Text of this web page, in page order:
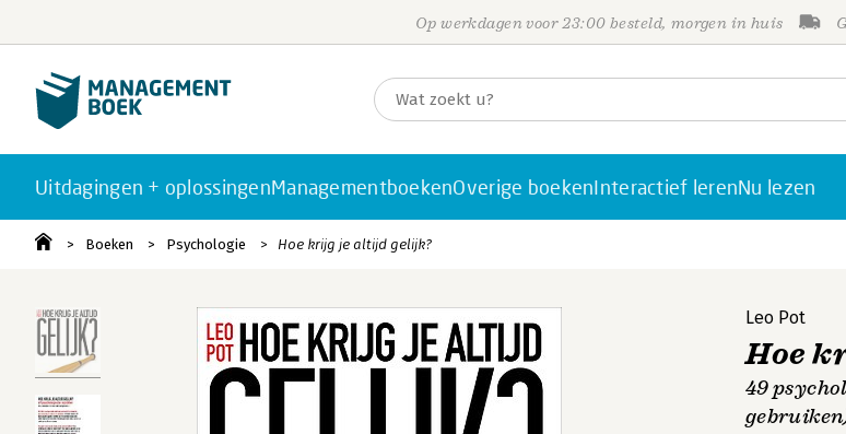
Op werkdagen voor 23:00 besteld, morgen in huis
Uitdagingen + oplossingenManagementboekenOverige boekenInteractief lerenNu lezen
Boeken Psychologie Hoe krijg je altijd gelijk?
Leo Pot
Hoe
49